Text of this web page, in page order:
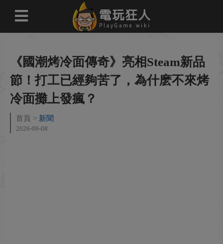
《國潮烤冷面傳奇》亮相Steam新品
節！打工已經夠苦了，為什麽不來烤
冷面攤上發瘋？
首頁 新聞
2026-06-08